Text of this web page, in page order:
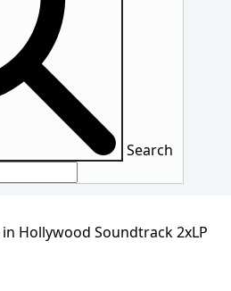
Search
Hollywood Soundtrack 2xLP